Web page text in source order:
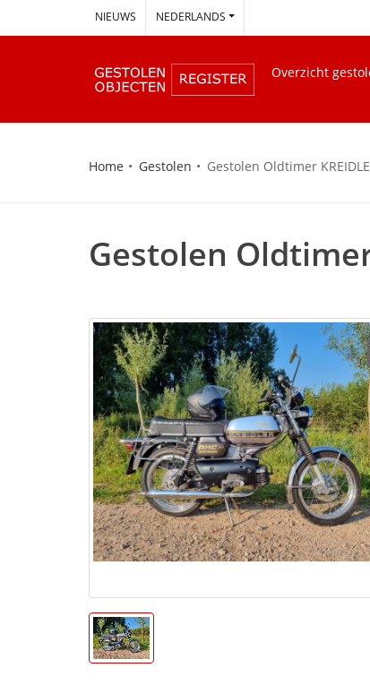
NIEUWS NEDERLANDS
Overzicht
Home Gestolen Gestolen Oldtimer
Gestolen Oldtimer